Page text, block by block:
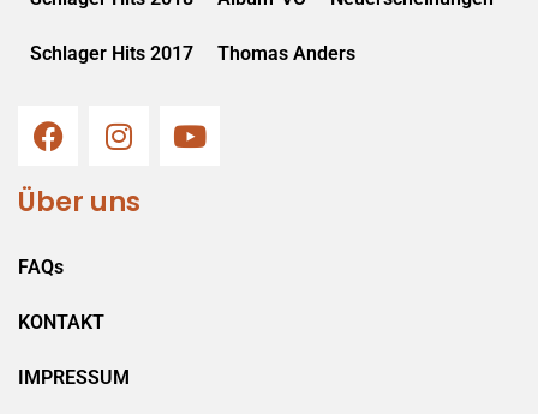
Schlager Hits 2017 Thomas Anders
Über uns
FAQs
KONTAKT
IMPRESSUM